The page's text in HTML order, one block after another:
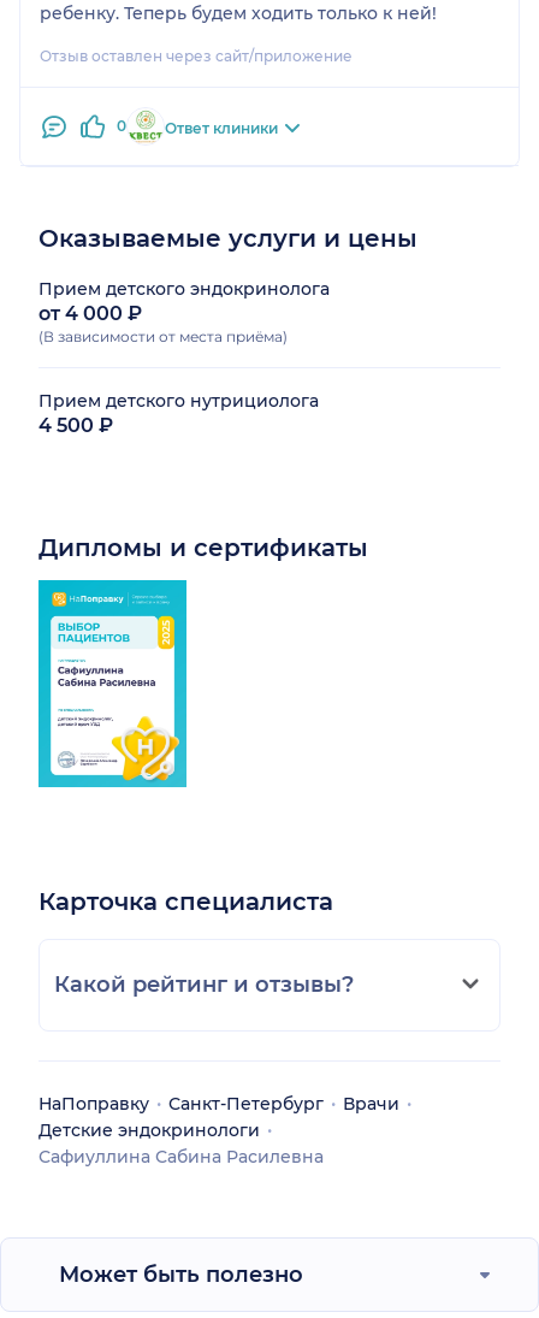
ребенку. Теперь будем ходить только к ней!
Отзыв оставлен через сайт/приложение
0 Ответ клиники
Оказываемые услуги и цены
Прием детского эндокринолога
от 4 000 ₽
(В зависимости от места приёма)
Прием детского нутрициолога
4 500 ₽
Дипломы и сертификаты
Карточка специалиста
Какой рейтинг и отзывы?
НаПоправку Санкт-Петербург
Врачи
Детские эндокринологи
Сафиуллина Сабина Расилевна
Может быть полезно